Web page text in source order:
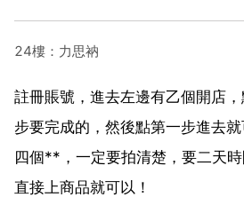
24樓：力思衲
註冊賬號，進去左邊有乙個開店
步要完成的，然後點第一步進去
四個**，一定要拍清楚，要二天
直接上商品就可以！